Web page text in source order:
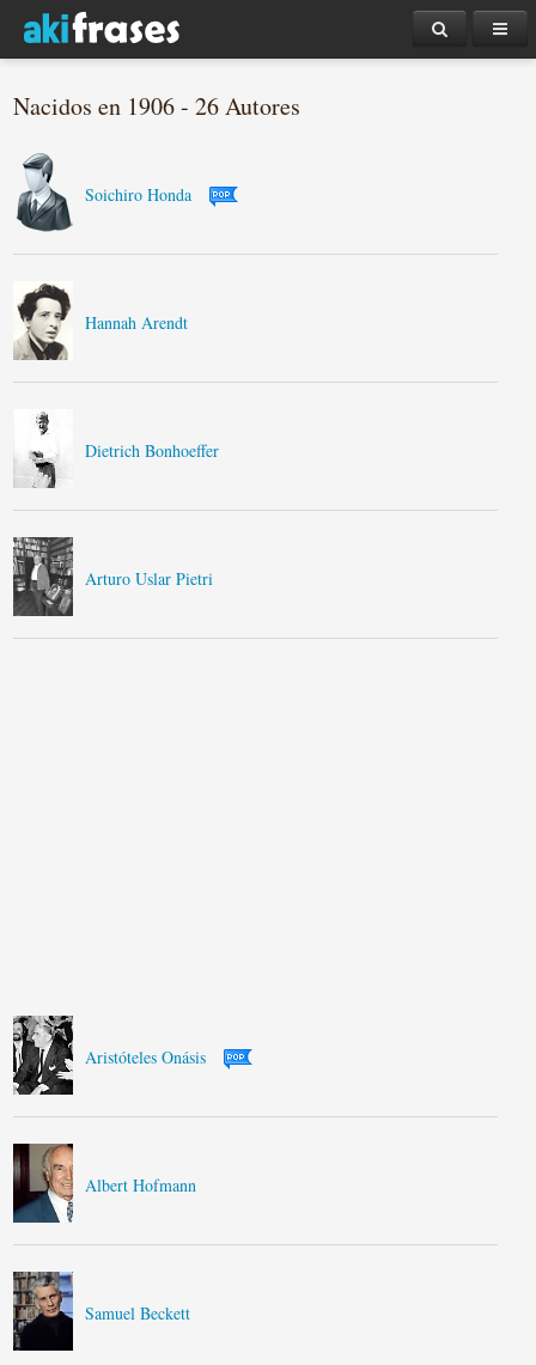
Nacidos en 1906 - 26 Autores
Soichiro Honda
Hannah Arendt
Dietrich Bonhoeffer
Arturo Uslar Pietri
Aristóteles Onásis
Albert Hofmann
Samuel Beckett